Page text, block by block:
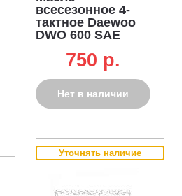
всесезонное 4-
тактное Daewoo
DWO 600 SAE
полусинтетическое
750 p.
Нет в наличии
Уточнять наличие